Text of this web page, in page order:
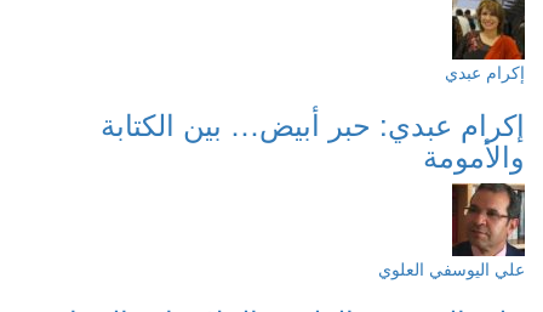
إكرام عبدي
إكرام عبدي: حبر أبيض… بين الكتابة
والأمومة
علي اليوسفي العلوي